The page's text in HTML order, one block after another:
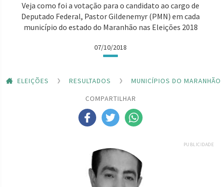
Veja como foi a votação para o candidato ao cargo de
Deputado Federal, Pastor Gildenemyr (PMN) em cada
município do estado do Maranhão nas Eleições 2018
07/10/2018
ELEIÇÕES RESULTADOS
MUNICÍPIOS DO MARANHÃO
COMPARTILHAR
PUBLICIDADE